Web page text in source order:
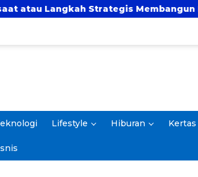
Masa Depan? UBSI dan
Lifestyle Hiburan